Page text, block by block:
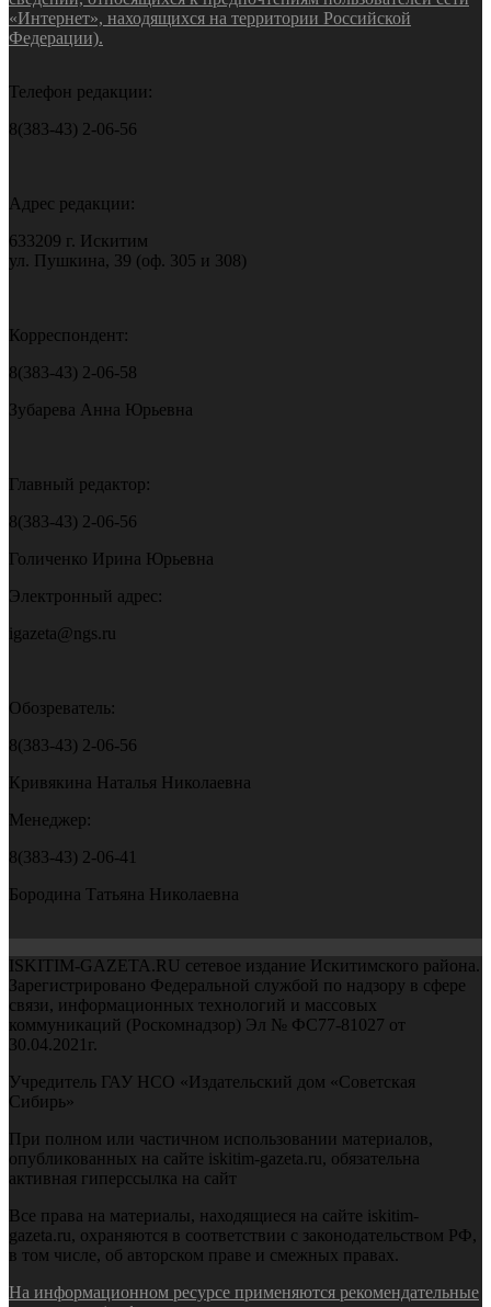
«Интернет», находящихся на территории Российской
Федерации).
Телефон редакции:
8(383-43) 2-06-56
Адрес редакции:
633209 г. Искитим
ул. Пушкина, 39 (оф. 305 и 308)
Корреспондент:
8(383-43) 2-06-58
Зубарева Анна Юрьевна
Главный редактор:
8(383-43) 2-06-56
Голиченко Ирина Юрьевна
Электронный адрес:
igazeta@ngs.ru
Обозреватель:
8(383-43) 2-06-56
Кривякина Наталья Николаевна
Менеджер:
8(383-43) 2-06-41
Бородина Татьяна Николаевна
ISKITIM-GAZETA.RU сетевое издание Искитимского района.
Зарегистрировано Федеральной службой по надзору в сфере
связи, информационных технологий и массовых
коммуникаций (Роскомнадзор) Эл № ФС77-81027 от
30.04.2021г.
Учредитель ГАУ НСО «Издательский дом «Советская
Сибирь»
При полном или частичном использовании материалов,
опубликованных на сайте iskitim-gazeta.ru, обязательна
активная гиперссылка на сайт
Все права на материалы, находящиеся на сайте iskitim-
gazeta.ru, охраняются в соответствии с законодательством РФ,
в том числе, об авторском праве и смежных правах.
На информационном ресурсе применяются рекомендательные